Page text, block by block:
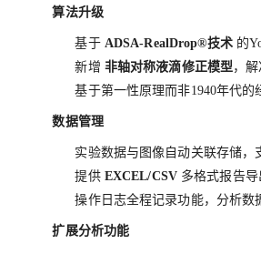
算法升级
基于 ADSA-RealDrop®技术的
新增 非轴对称液滴修正模型，
基于第一性原理而非1940年代
数据管理
实验数据与图像自动关联存储，
提供 EXCEL/CSV多格式报告导
操作日志全程记录功能，分析数
扩展分析功能